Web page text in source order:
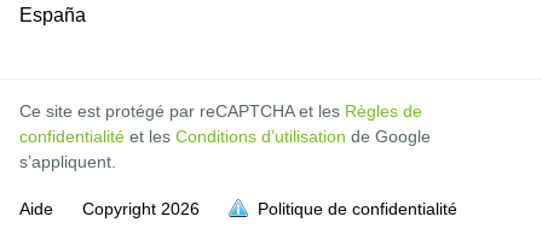
soit pleine.
soit pleine.
soit pleine.
soit pleine.
soit pleine.
soit pleine.
soit pleine.
soit pleine.
soit pleine.
soit pleine.
soit pleine.
soit pleine.
soit pleine.
España
Ce site est protégé par reCAPTCHA et les Règles de
confidentialité et les Conditions d’utilisation de Google
s’appliquent.
Aide Copyright 2026 Politique de confidentialité